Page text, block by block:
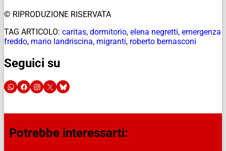
© RIPRODUZIONE RISERVATA
TAG ARTICOLO: caritas, dormitorio, elena negretti, emergenza
freddo, mario landriscina, migranti, roberto bernasconi
Seguici su
Potrebbe interessarti: